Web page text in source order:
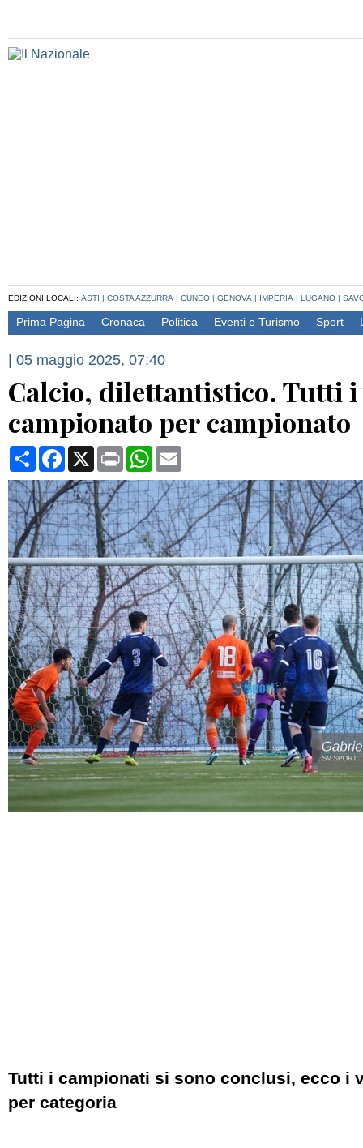
EDIZIONI LOCALI: ASTI | COSTA AZZURRA | CUNEO | GENOVA | IMPERIA | LUGANO |
Prima Pagina Cronaca Politica Eventi e Turismo Sport
| 05 maggio 2025, 07:40
Calcio, dilettantistico. Tutti
campionato per campionato
CondividiFacebook
X Print WhatsApp
Tutti i campionati si sono conclusi, ecco i
per categoria